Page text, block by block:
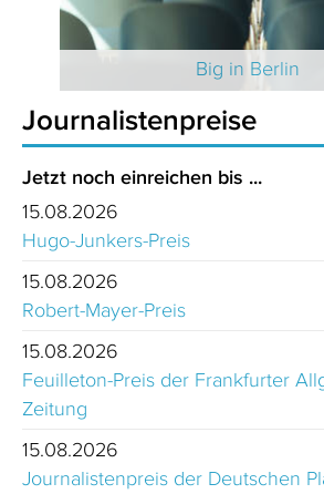
Big in Berlin
Journalistenpreise
Jetzt noch einreichen bis ...
15.08.2026
Hugo-Junkers-Preis
15.08.2026
Robert-Mayer-Preis
15.08.2026
Feuilleton-Preis der Frankfurter
Zeitung
15.08.2026
Journalistenpreis der Deutschen